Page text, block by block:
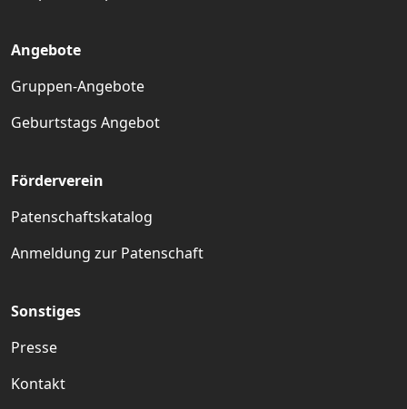
Angebote
Gruppen-Angebote
Geburtstags Angebot
Förderverein
Patenschaftskatalog
Anmeldung zur Patenschaft
Sonstiges
Presse
Kontakt